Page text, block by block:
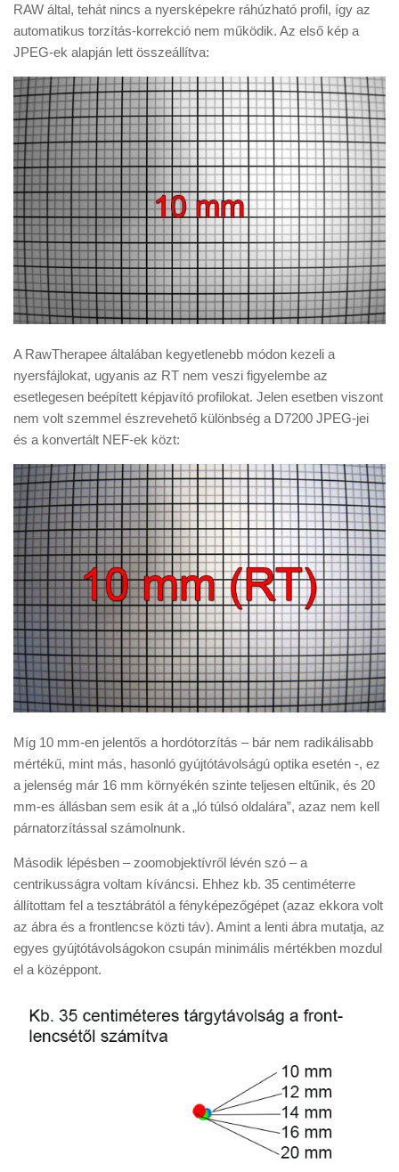
RAW által, tehát nincs a nyersképekre ráhúzható profil, így az
automatikus torzítás-korrekció nem működik. Az első kép a
JPEG-ek alapján lett összeállítva:
A RawTherapee általában kegyetlenebb módon kezeli a
nyersfájlokat, ugyanis az RT nem veszi figyelembe az
esetlegesen beépített képjavító profilokat. Jelen esetben viszont
nem volt szemmel észrevehető különbség a D7200 JPEG-jei
és a konvertált NEF-ek közt:
Míg 10 mm-en jelentős a hordótorzítás – bár nem radikálisabb
mértékű, mint más, hasonló gyújtótávolságú optika esetén -, ez
a jelenség már 16 mm környékén szinte teljesen eltűnik, és 20
mm-es állásban sem esik át a „ló túlsó oldalára”, azaz nem kell
párnatorzítással számolnunk.
Második lépésben – zoomobjektívről lévén szó – a
centrikusságra voltam kíváncsi. Ehhez kb. 35 centiméterre
állítottam fel a tesztábrától a fényképezőgépet (azaz ekkora volt
az ábra és a frontlencse közti táv). Amint a lenti ábra mutatja, az
egyes gyújtótávolságokon csupán minimális mértékben mozdul
el a középpont.